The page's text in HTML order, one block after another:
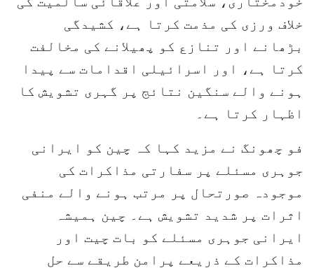
خلاف ورزی کی مذمت کرتا ہے، کشیدگی
بڑھانے اور تنازع کو پھیلانے کی مخالفت
کرتا ہے، اور اسرائیلی اقدامات سے پیدا
ہونے والے سنگین نتائج پر گہری تشویش کا
اظہار کرتا ہے۔
فو چھونگ نے مزید کہا کہ چین کو ایرانی
جوہری مسئلے پر سفارتی مذاکرات کی
موجودہ صورتحال پر مرتب ہونے والے منفی
اثرات پر شدید تشویش ہے۔ چین ہمیشہ
ایرانی جوہری مسئلے کو بات چیت اور
مذاکرات کے ذریعے پرامن طریقے سے حل